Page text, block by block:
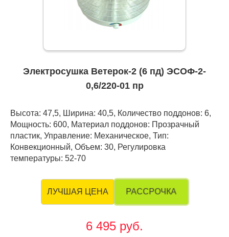
Электросушка Ветерок-2 (6 пд) ЭСОФ-2-
0,6/220-01 пр
Высота: 47,5, Ширина: 40,5, Количество поддонов: 6,
Мощность: 600, Материал поддонов: Прозрачный
пластик, Управление: Механическое, Тип:
Конвекционный, Объем: 30, Регулировка
температуры: 52-70
ЛУЧШАЯ ЦЕНА РАССРОЧКА
6 495 руб.